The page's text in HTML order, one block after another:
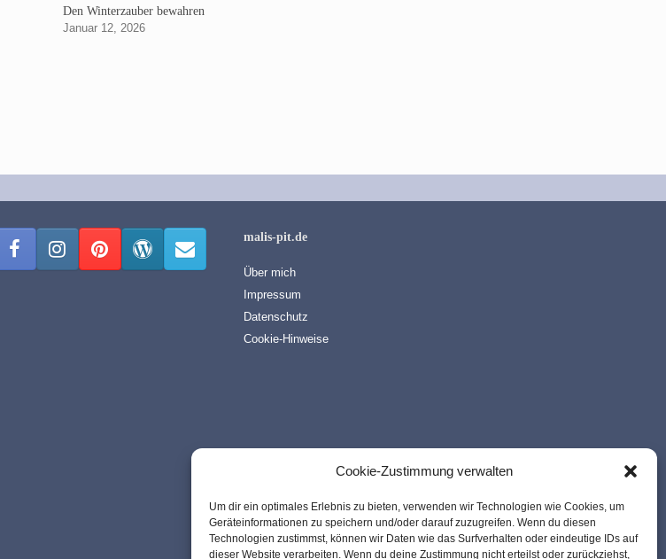
Cookie-Zustimmung verwalten
Um dir ein optimales Erlebnis zu bieten, verwenden wir Technologien wie Cookies, um
Geräteinformationen zu speichern und/oder darauf zuzugreifen. Wenn du diesen
Technologien zustimmst, können wir Daten wie das Surfverhalten oder eindeutige IDs auf
dieser Website verarbeiten. Wenn du deine Zustimmung nicht erteilst oder zurückziehst,
Den Winterzauber bewahren
Januar 12, 2026
malis-pit.de
Über mich
Impressum
Datenschutz
Cookie-Hinweise